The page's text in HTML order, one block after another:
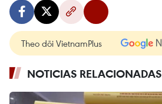
Theo dõi VietnamPlus
NOTICIAS RELACIONADAS